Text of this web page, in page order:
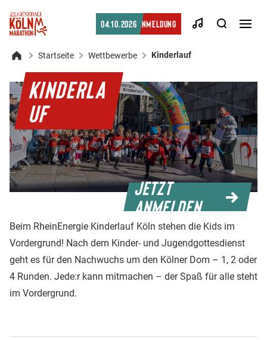
04.10.2026 Anmeldung Suche
Startseite
Startseite Wettbewerbe Kinderlauf
KINDERLA
UF
Jetzt
anmelden
Beim RheinEnergie Kinderlauf Köln stehen die Kids im
Vordergrund! Nach dem Kinder- und Jugendgottesdienst
geht es für den Nachwuchs um den Kölner Dom – 1, 2 oder
4 Runden. Jede:r kann mitmachen – der Spaß für alle steht
im Vordergrund.